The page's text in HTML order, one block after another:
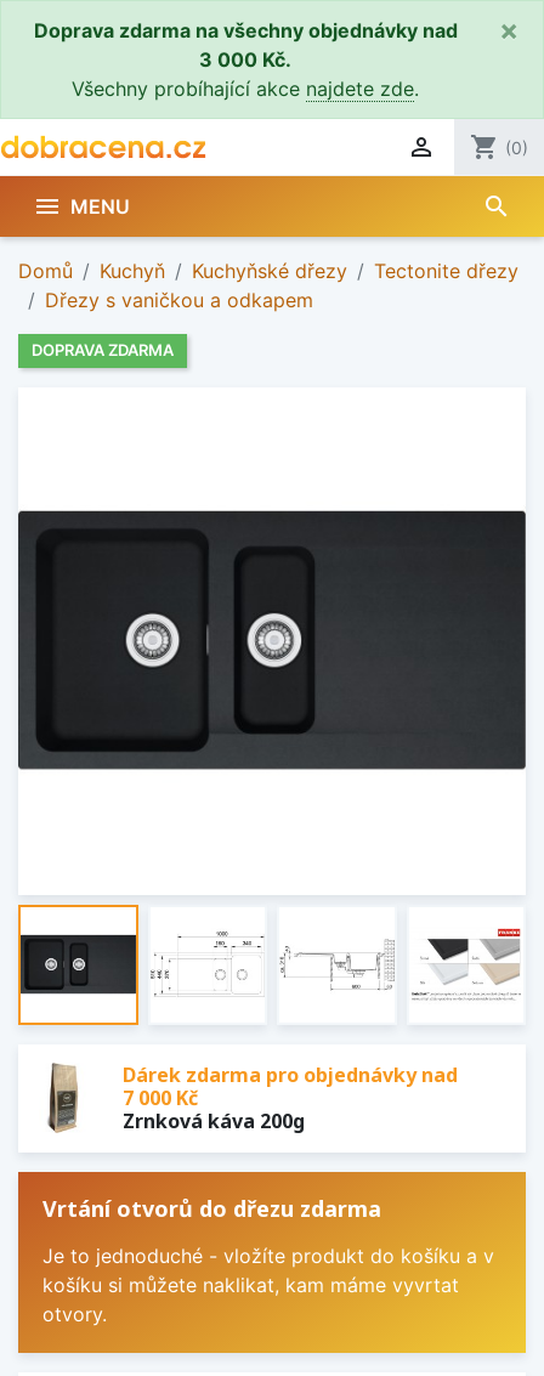
Doprava zdarma na všechny objednávky nad
3 000 Kč.
Všechny probíhající akce najdete zde.
×
 shopping_cart (0)
 MENU search
Domů Kuchyň Kuchyňské dřezy
Tectonite dřezy
Dřezy s vaničkou a odkapem
DOPRAVA ZDARMA
Dárek zdarma pro objednávky nad
7 000 Kč
Zrnková káva 200g
Vrtání otvorů do dřezu zdarma
Je to jednoduché - vložíte produkt do košíku a v
košíku si můžete naklikat, kam máme vyvrtat
otvory.